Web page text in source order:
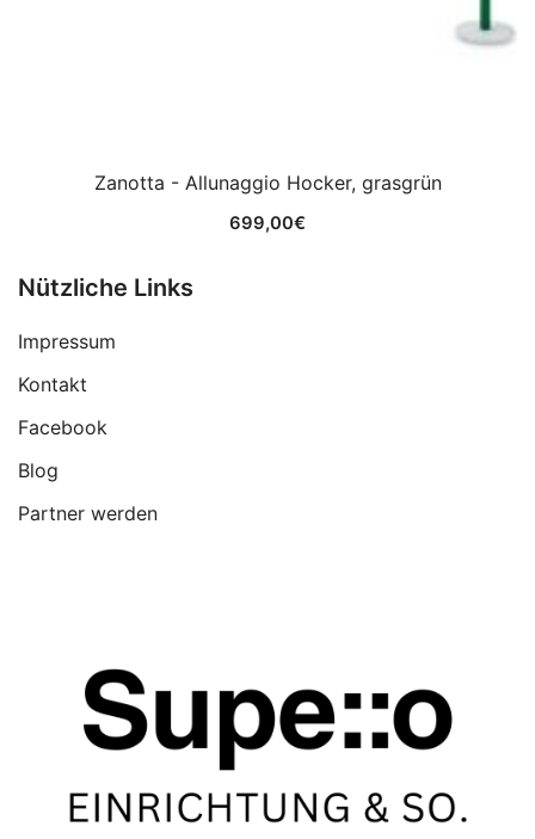
Zanotta - Allunaggio Hocker, grasgrün
699,00€
Nützliche Links
Impressum
Kontakt
Facebook
Blog
Partner werden